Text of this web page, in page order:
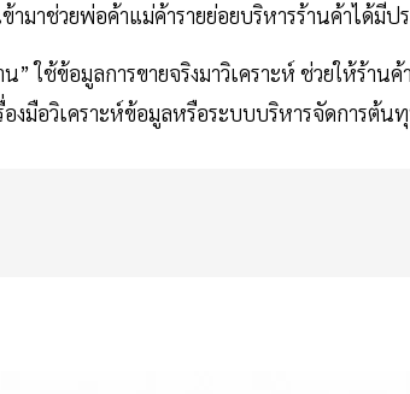
ามาช่วยพ่อค้าแม่ค้ารายย่อยบริหารร้านค้าได้มี
ใช้ข้อมูลการขายจริงมาวิเคราะห์ ช่วยให้ร้าน
งมือวิเคราะห์ข้อมูลหรือระบบบริหารจัดการต้น